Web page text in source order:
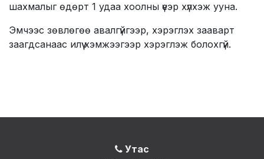
шахмалыг өдөрт 1 удаа хоолны үеэр хүлхэж ууна.
Эмчээс зөвлөгөө авалгүйгээр, хэрэглэх зааварт
заагдсанаас илүү хэмжээгээр хэрэглэж болохгүй.
Утас